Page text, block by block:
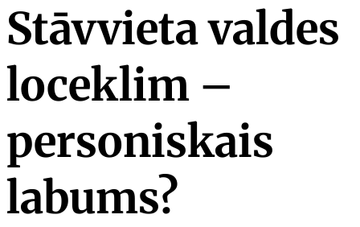
Stāvvieta valdes
loceklim –
personiskais
labums?